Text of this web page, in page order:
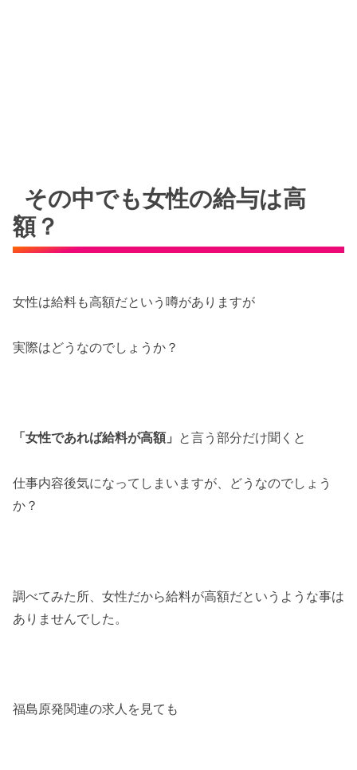
その中でも女性の給与は高
額？
女性は給料も高額だという噂がありますが
実際はどうなのでしょうか？
「女性であれば給料が高額」 と言う部分だけ聞くと
仕事内容後気になってしまいますが、どうなのでしょう
か？
調べてみた所、女性だから給料が高額だというような事は
ありませんでした。
福島原発関連の求人を見ても